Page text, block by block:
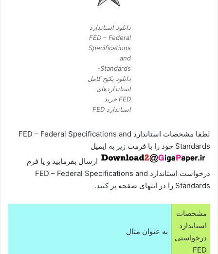
دانلود استاندارد
FED – Federal
Specifications
and
Standards-
دانلود پکیج کامل
استانداردهای
FED خرید
استاندارد FED
لطفا مشخصات استاندارد FED – Federal Specifications and
Standards خود را با فرمت زیر به ایمیل
ارسال بفرمایید و یا فرم
درخواست استاندارد FED – Federal Specifications and
Standards را در انتهای صفحه پر کنید.
مشخصات
استاندارد
درخواستی
FED
به عنوان مثال